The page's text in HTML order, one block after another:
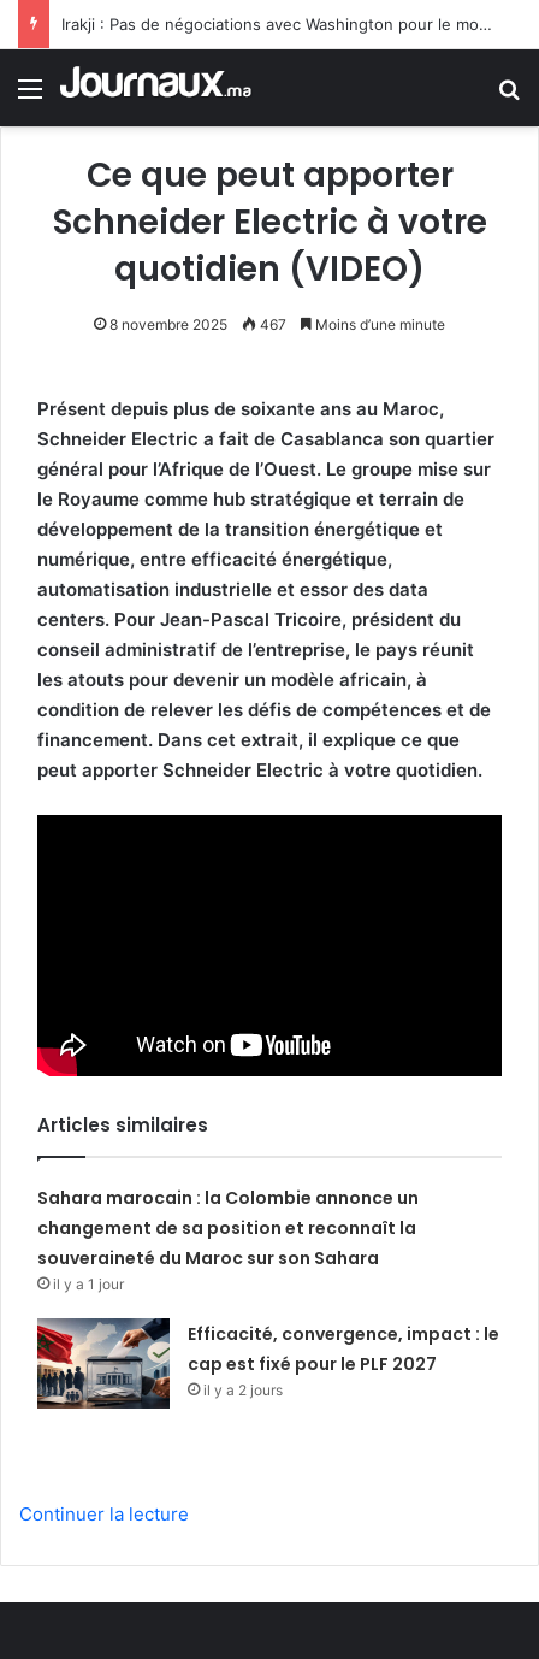
Irakji : Pas de négociations avec Washington pour le moment, leur reprise est liée à la fin des violations
Menu
Ce que peut apporter
Schneider Electric à votre
quotidien (VIDEO)
8 novembre 2025 467 Moins d’une minute
Présent depuis plus de soixante ans au Maroc,
Schneider Electric a fait de Casablanca son quartier
général pour l’Afrique de l’Ouest. Le groupe mise sur
le Royaume comme hub stratégique et terrain de
développement de la transition énergétique et
numérique, entre efficacité énergétique,
automatisation industrielle et essor des data
centers. Pour Jean-Pascal Tricoire, président du
conseil administratif de l’entreprise, le pays réunit
les atouts pour devenir un modèle africain, à
condition de relever les défis de compétences et de
financement. Dans cet extrait, il explique ce que
peut apporter Schneider Electric à votre quotidien.
Articles similaires
Sahara marocain : la Colombie annonce un
changement de sa position et reconnaît la
souveraineté du Maroc sur son Sahara
il y a 1 jour
Efficacité, convergence, impact : le
cap est fixé pour le PLF 2027
il y a 2 jours
Continuer la lecture